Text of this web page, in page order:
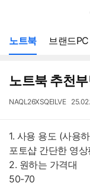
노트북 브랜드PC
노트북 추천
작
NAQL26XSQEILVE
작
1. 사용 용도 (사용
포토샵 간단한 영
2. 원하는 가격대
50-70